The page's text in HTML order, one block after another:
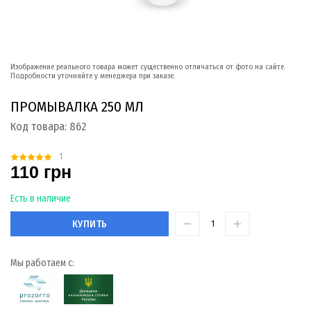
Изображение реального товара может существенно отличаться от фото на сайте.
Подробности уточняйте у менеджера при заказе.
ПРОМЫВАЛКА 250 МЛ
Код товара: 862
1
110 грн
Есть в наличие
КУПИТЬ
Мы работаем с: